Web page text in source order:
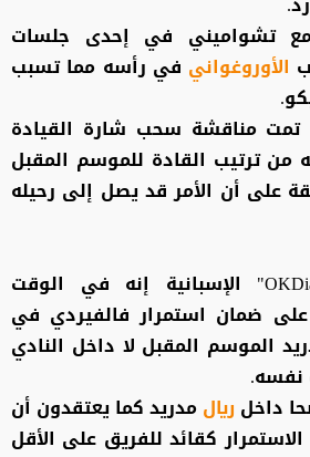
مع تشواميني في إحدى جلسات
الأوروغواني في رأسه مما تسبب
تمت مناقشة سحب شارة القيادة
من ترتيب القادة للموسم المقبل
على أن الأمر قد يصل إلى رحيله
وقالت صحيفة "OKDiario" الإسبانية إنه في الوقت
على ضمان استمرار فالفيردي في
الموسم المقبل لا داخل النادي
نفسه.
داخل ريالمدريد كما يعتقدون أن
كقائد للفريق على الأقل